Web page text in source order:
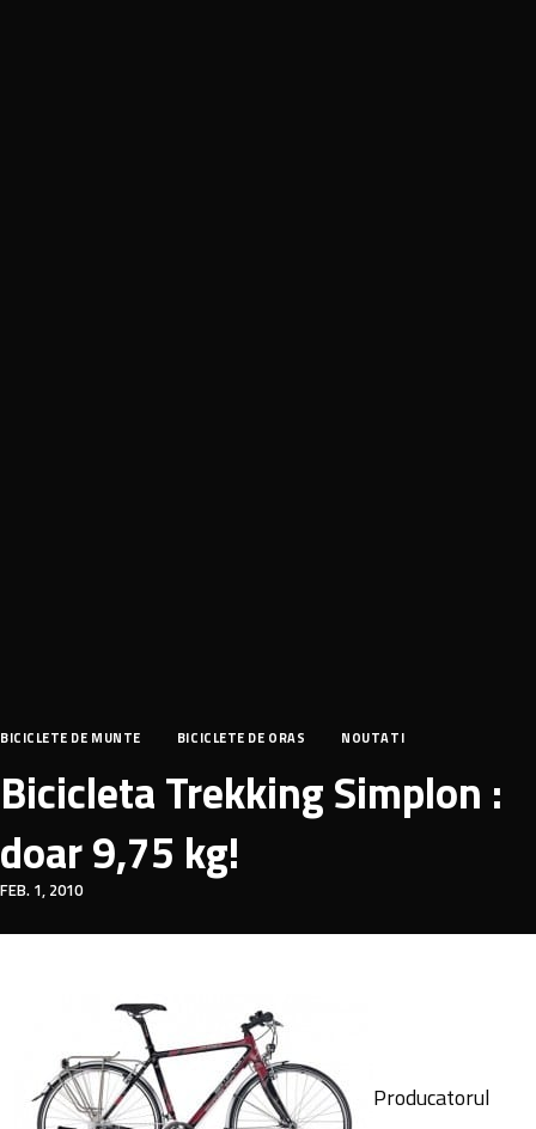
BICICLETE DE MUNTE BICICLETE DE ORAS NOUTATI
Bicicleta Trekking Simplon :
doar 9,75 kg!
FEB. 1, 2010
Producatorul